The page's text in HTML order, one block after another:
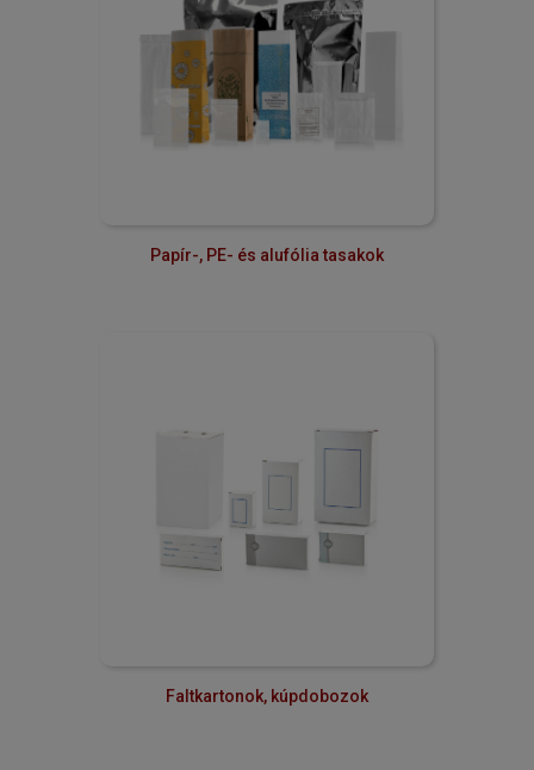
Papír-, PE- és alufólia tasakok
Faltkartonok, kúpdobozok